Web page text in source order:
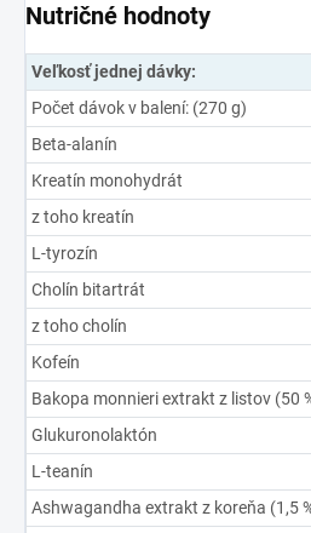
Nutričné hodnoty
Veľkosť jednej dávky:
Počet dávok v balení: (270 g)
Beta-alanín
Kreatín monohydrát
z toho kreatín
L-tyrozín
Cholín bitartrát
z toho cholín
Kofeín
Bakopa monnieri extrakt z listov (50
Glukuronolaktón
L-teanín
Ashwagandha extrakt z koreňa (1,5